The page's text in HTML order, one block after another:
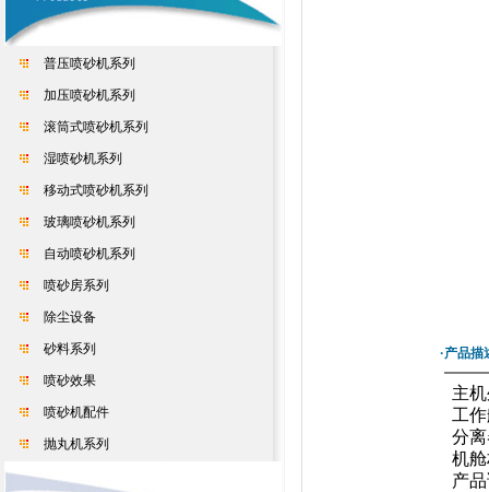
普压喷砂机系列
加压喷砂机系列
滚筒式喷砂机系列
湿喷砂机系列
移动式喷砂机系列
玻璃喷砂机系列
自动喷砂机系列
喷砂房系列
除尘设备
砂料系列
喷砂效果
喷砂机配件
抛丸机系列
·产品描
主
工
分
机
产